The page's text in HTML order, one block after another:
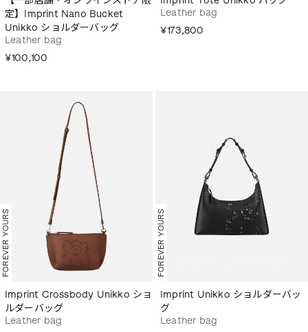
定】Imprint Nano Bucket
Unikko ショルダーバッグ
Leather bag
¥100,100
Leather bag
¥173,800
FOREVER YOURS
Imprint Crossbody Unikko ショ
ルダーバッグ
Leather bag
FOREVER YOURS
Imprint Unikko ショルダーバッ
グ
Leather bag